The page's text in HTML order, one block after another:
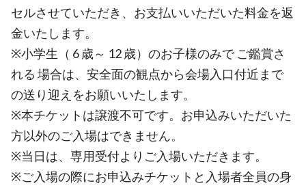
セルさせていただき、お支払いいただいた料金を返
金いたします。
※小学生（ 6 歳～ 12 歳）のお子様のみで ご鑑賞さ
れる 場合は、安全面の観点から会場入口付近まで
の送り迎えをお願いいたします。
※本チケットは譲渡不可です。お申込みいただいた
方以外のご入場はできません。
※当日は、専用受付よりご入場いただきます。
※ご入場の際にお申込みチケットと入場者全員の身